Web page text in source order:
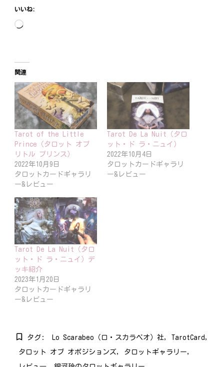
いいね:
読
み
中…
関連
Tarot of the Little
Prince（タロット オブ
リトル プリンス）
2022年10月9日
タロットカードギャラリ
ー&レビュー
Tarot De La Nuit（タロ
ット・ド ラ・ニュイ）
2022年10月4日
タロットカードギャラリ
ー&レビュー
Tarot De La Nuit（タロ
ット・ド ラ・ニュイ）デ
ッキ紹介
2023年1月20日
タロットカードギャラリ
ー&レビュー
タグ: Lo Scarabeo（ロ・スカラベオ）社 TarotCard
タロット オブ オポジションズ タロットギャラリー